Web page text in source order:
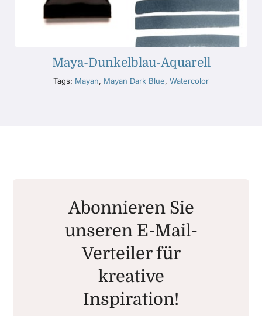
Maya-Dunkelblau-Aquarell
Tags: Mayan, Mayan Dark Blue, Watercolor
Abonnieren Sie
unseren E-Mail-
Verteiler für
kreative
Inspiration!